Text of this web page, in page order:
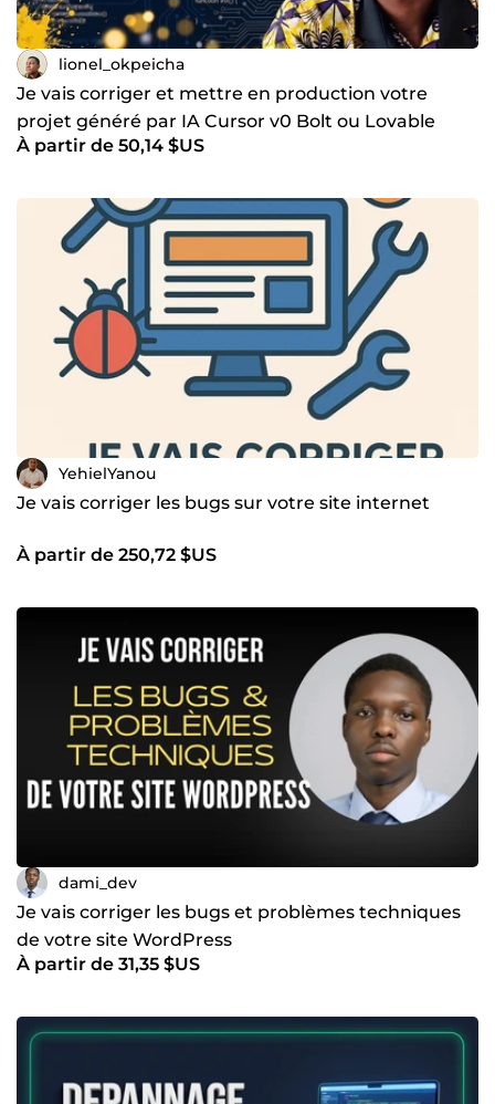
lionel_okpeicha
Je vais corriger et mettre en production votre
projet généré par IA Cursor v0 Bolt ou Lovable
À partir de 50,14 $US
YehielYanou
Je vais corriger les bugs sur votre site internet
À partir de 250,72 $US
dami_dev
Je vais corriger les bugs et problèmes techniques
de votre site WordPress
À partir de 31,35 $US